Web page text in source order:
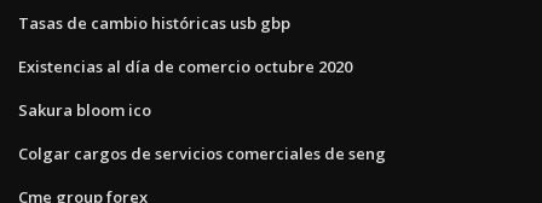
Tasas de cambio históricas usb gbp
Existencias al día de comercio octubre 2020
Sakura bloom ico
Colgar cargos de servicios comerciales de seng
Cme group forex